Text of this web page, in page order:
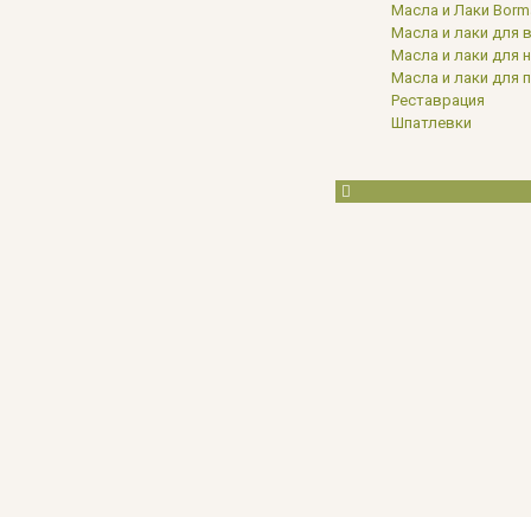
Масла и Лаки
Масла и лаки для
Масла и лаки для
Масла и лаки для
Реставрация
Шпатлевки